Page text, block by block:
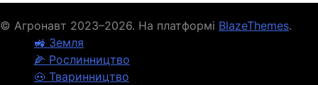
© Агронавт 2023–2026. На платформі BlazeThemes.
🚜 Земля
🌽 Рослинництво
🐽 Тваринництво